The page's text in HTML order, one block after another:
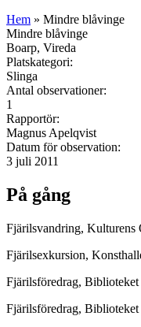
Hem » Mindre blåvinge
Mindre blåvinge
Boarp, Vireda
Platskategori:
Slinga
Antal observationer:
1
Rapportör:
Magnus Apelqvist
Datum för observation:
3 juli 2011
På gång
Fjärilsvandring, Kulturens
Fjärilsexkursion,
Fjärilsföredrag,
Fjärilsföredrag,